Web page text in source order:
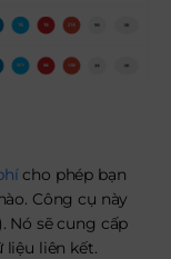
cho phép bạn
Công cụ này
Nó sẽ cung cấp
liệu liên kết.